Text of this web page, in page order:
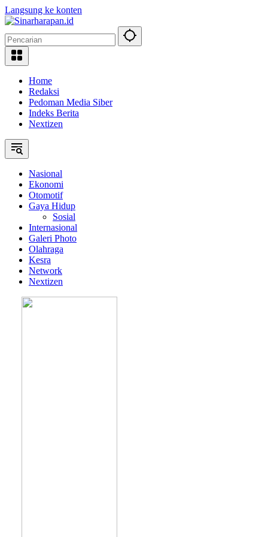
Langsung ke konten
Home
Redaksi
Pedoman Media Siber
Indeks Berita
Nextizen
Nasional
Ekonomi
Otomotif
Gaya Hidup
Sosial
Internasional
Galeri Photo
Olahraga
Kesra
Network
Nextizen